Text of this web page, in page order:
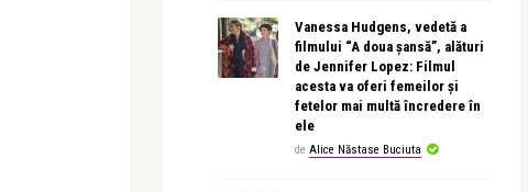
Vanessa Hudgens, vedetă a
filmului “A doua șansă”, alături
de Jennifer Lopez: Filmul
acesta va oferi femeilor și
fetelor mai multă încredere în
ele
de Alice Năstase Buciuta